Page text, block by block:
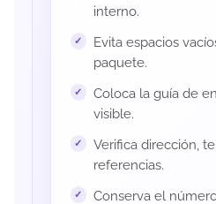
interno.
Evita espacios
paquete.
Coloca la guía de
visible.
Verifica dirección,
referencias.
Conserva el